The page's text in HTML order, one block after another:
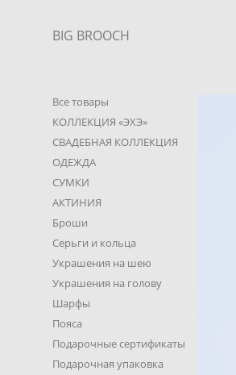
BIG BROOCH
Все товары
КОЛЛЕКЦИЯ «ЭХЭ»
СВАДЕБНАЯ КОЛЛЕКЦИЯ
ОДЕЖДА
СУМКИ
АКТИНИЯ
Броши
Серьги и кольца
Украшения на шею
Украшения на голову
Шарфы
Пояса
Подарочные сертификаты
Подарочная упаковка